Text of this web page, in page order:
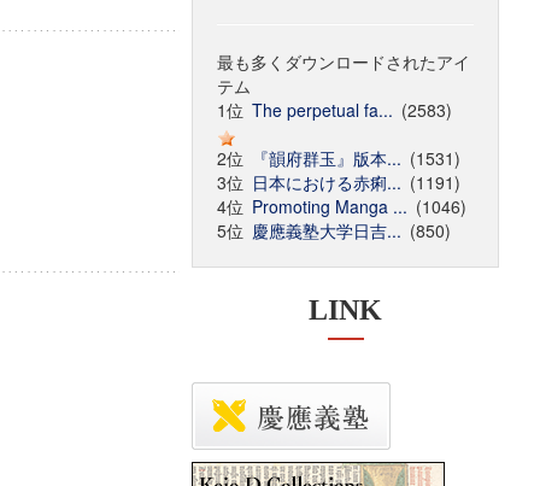
最も多くダウンロードされたアイ
テム
1位 The perpetual fa... (2583)
2位
『韻府群玉』版本... (1531)
3位 日本における赤痢... (1191)
4位 Promoting Manga ... (1046)
5位 慶應義塾大学日吉... (850)
LINK